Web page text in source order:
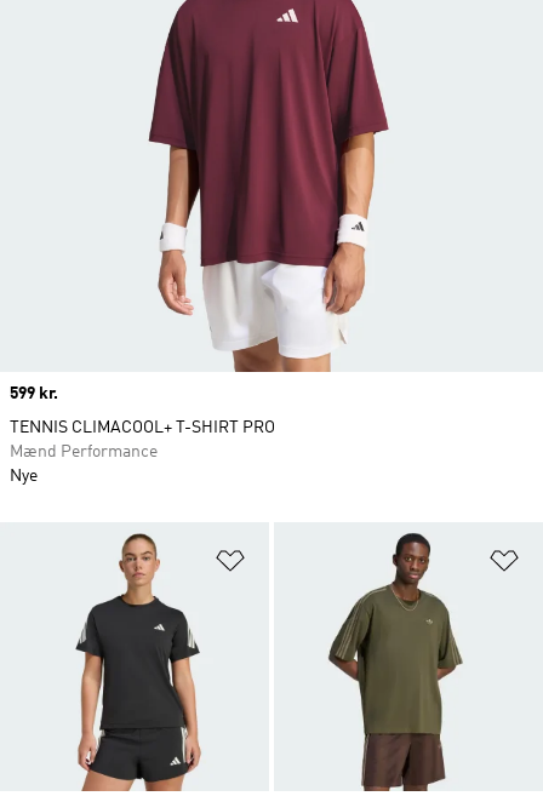
Price
599 kr.
TENNIS CLIMACOOL+ T-SHIRT PRO
Mænd Performance
Nye